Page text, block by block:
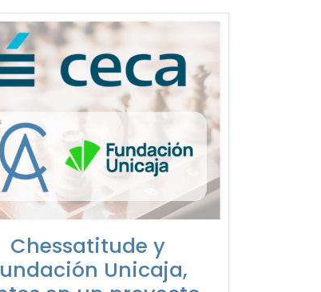
Chessatitude y
Unicaja,